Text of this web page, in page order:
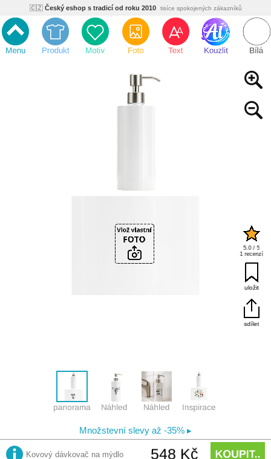
🇨🇿 Český eshop s tradicí od roku 2010 tisíce spokojených zákazníků
Ekologický a zdravotně nezávadný žádná čína, barvy s certifikáty
💡Inovativní výroba vlastní vývoj, nejnovější technologie
Rychlé dodání expedujeme do 24h
jsme přímý výrobce, žádný zprostředkovatel
Český eshop s tradicí od roku 2010